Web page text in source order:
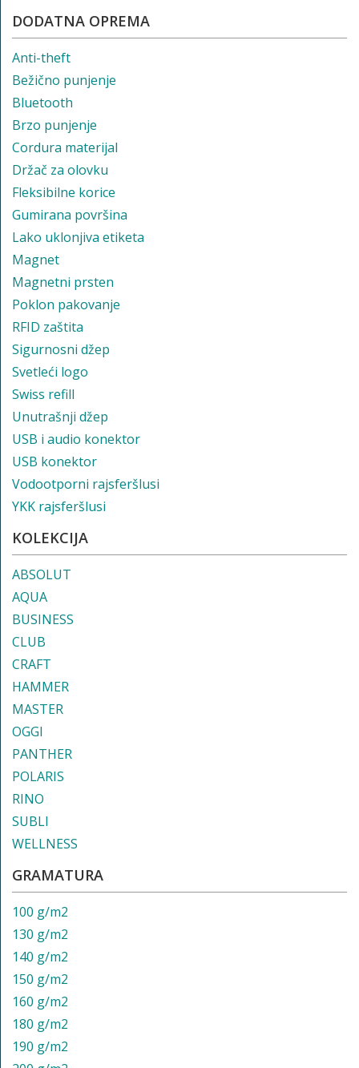
DODATNA OPREMA
Anti-theft
Bežično punjenje
Bluetooth
Brzo punjenje
Cordura materijal
Držač za olovku
Fleksibilne korice
Gumirana površina
Lako uklonjiva etiketa
Magnet
Magnetni prsten
Poklon pakovanje
RFID zaštita
Sigurnosni džep
Svetleći logo
Swiss refill
Unutrašnji džep
USB i audio konektor
USB konektor
Vodootporni rajsferšlusi
YKK rajsferšlusi
KOLEKCIJA
ABSOLUT
AQUA
BUSINESS
CLUB
CRAFT
HAMMER
MASTER
OGGI
PANTHER
POLARIS
RINO
SUBLI
WELLNESS
GRAMATURA
100 g/m2
130 g/m2
140 g/m2
150 g/m2
160 g/m2
180 g/m2
190 g/m2